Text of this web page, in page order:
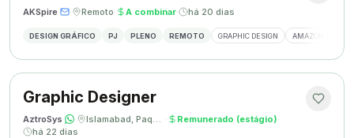
AKSpire· · Remoto· A combinar· há 20 dias
DESIGN GRÁFICO PJ PLENO REMOTO GRAPHIC DESIGN AMAZON A+
Graphic Designer
AztroSys· · Islamabad, Paquistão · Remunerado (estágio)·
há 22 dias